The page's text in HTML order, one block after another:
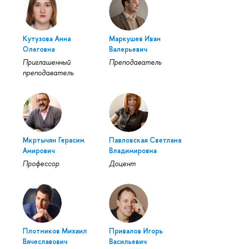
Кутузова Анна
Олеговна
Приглашенный
преподаватель
Маркушев Иван
Валерьевич
Преподаватель
Мкртычян Герасим
Амирович
Профессор
Павловская Светлана
Владимировна
Доцент
Плотников Михаил
Вячеславович
Привалов Игорь
Васильевич